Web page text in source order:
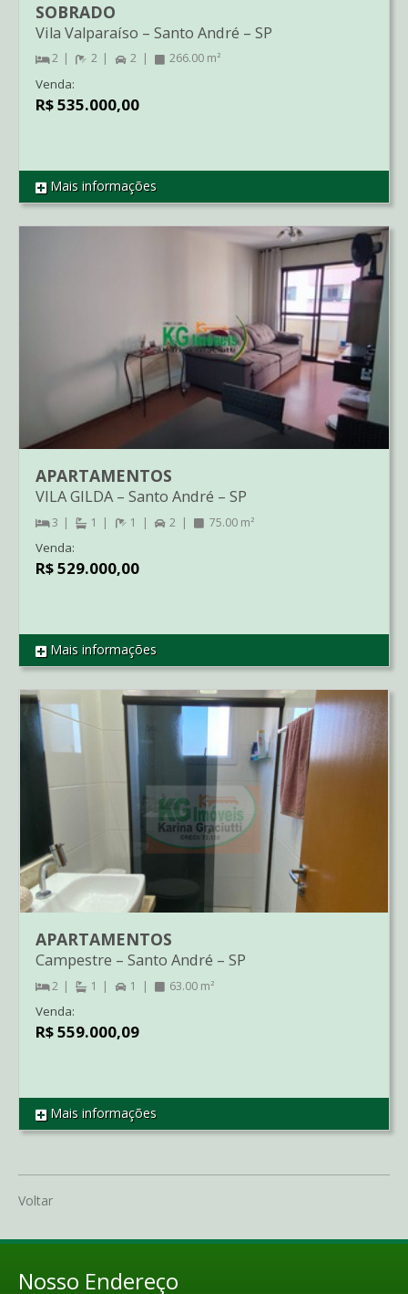
REF SO1947
SOBRADO
Vila Valparaíso – Santo André – SP
2 2 2 266.00 m²
Venda:
R$ 535.000,00
Mais informações
REF AP04761
APARTAMENTOS
VILA GILDA – Santo André – SP
3 1 1 2 75.00 m²
Venda:
R$ 529.000,00
Mais informações
REF AP1309
APARTAMENTOS
Campestre – Santo André – SP
2 1 1 63.00 m²
Venda:
R$ 559.000,09
Mais informações
Voltar
Nosso Endereço